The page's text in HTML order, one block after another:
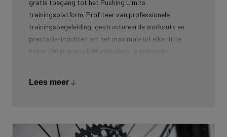
gratis toegang tot het Pushing Limits
trainingsplatform. Profiteer van professionele
trainingsbegeleiding, gestructureerde workouts en
prestatie-inzichten om het maximale uit elke rit te
halen. Om je gratis lidmaatschap te activeren,
ontvang je per e-mail een kortingscode waarmee je het
en Zwitserland (DACH-regio).
Lees meer